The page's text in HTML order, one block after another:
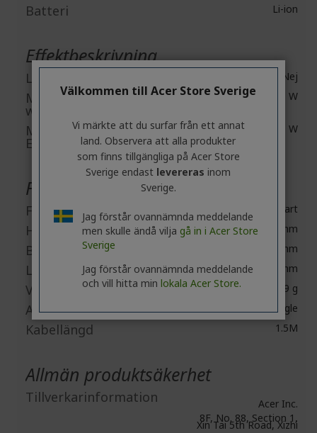
Batteri Li-ion
Effektbeskrivning
Laddare ingår Nej
Minsta nätaggregatets
wattal
0.3 W
Maximal nätaggregat
Effekt
0.6 W
Fysiska egenskaper
Färg Svart
Höjd 59mm
Bredd 79mm
Längd 126 mm
Vikt (ungefärlig) 79 g
Anslutningstyp USB nano-dongle
Kabellängd 1.5M
Allmän produktsäkerhet
Tillverkarinformation
Acer Inc.
8F, No. 88, Section 1,
Xin Tai 5th Road, Xizhi
Välkommen till Acer Store Sverige
Vi märkte att du surfar från ett annat
land. Observera att alla produkter
som finns tillgängliga på Acer Store
Sverige endast levereras inom
Sverige.
Jag förstår ovannämnda meddelande
men skulle ändå vilja gå in i Acer Store
Sverige
Jag förstår ovannämnda meddelande
och vill hitta min lokala Acer Store.